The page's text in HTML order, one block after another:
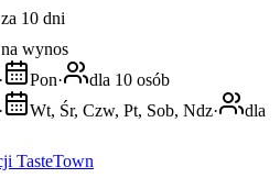
10 dni
wynos
· Pon·
dla 10 osób
· Wt, Śr, Czw, Pt, Sob, Ndz·
dla
TasteTown